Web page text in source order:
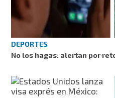
DEPORTES
No los hagas: alertan por